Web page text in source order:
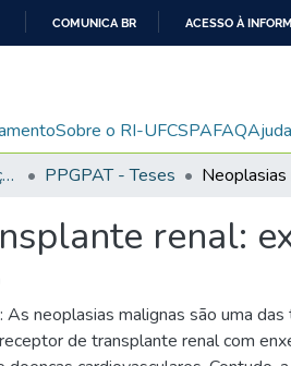
CONTEÚDO
COMUNICA BR ACESSO À
Sobre o RI-UFCSPAFAQAjuda
Programa de Pós-Graduação em Patologia PPGPAT - Teses
renal:
As neoplasias malignas são uma
de transplante renal com